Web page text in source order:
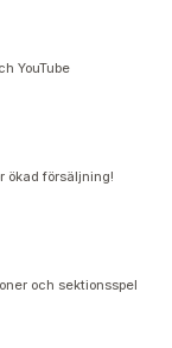
YouTube
ökad försäljning!
och sektionsspel